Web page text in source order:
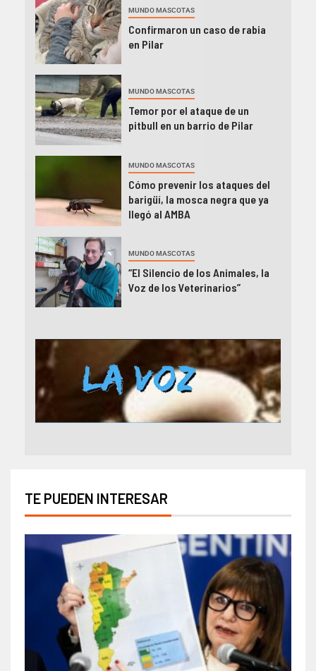
MUNDO MASCOTAS
Confirmaron un caso de rabia
en Pilar
MUNDO MASCOTAS
Temor por el ataque de un
pitbull en un barrio de Pilar
MUNDO MASCOTAS
Cómo prevenir los ataques del
barigüí, la mosca negra que ya
llegó al AMBA
MUNDO MASCOTAS
“El Silencio de los Animales, la
Voz de los Veterinarios”
TE PUEDEN INTERESAR